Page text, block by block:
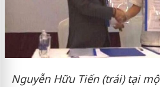
Nguyễn Hữu Tiến (trái) tại